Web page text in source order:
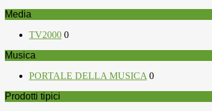
Media
TV2000 0
Musica
PORTALE DELLA MUSICA0
Prodotti tipici